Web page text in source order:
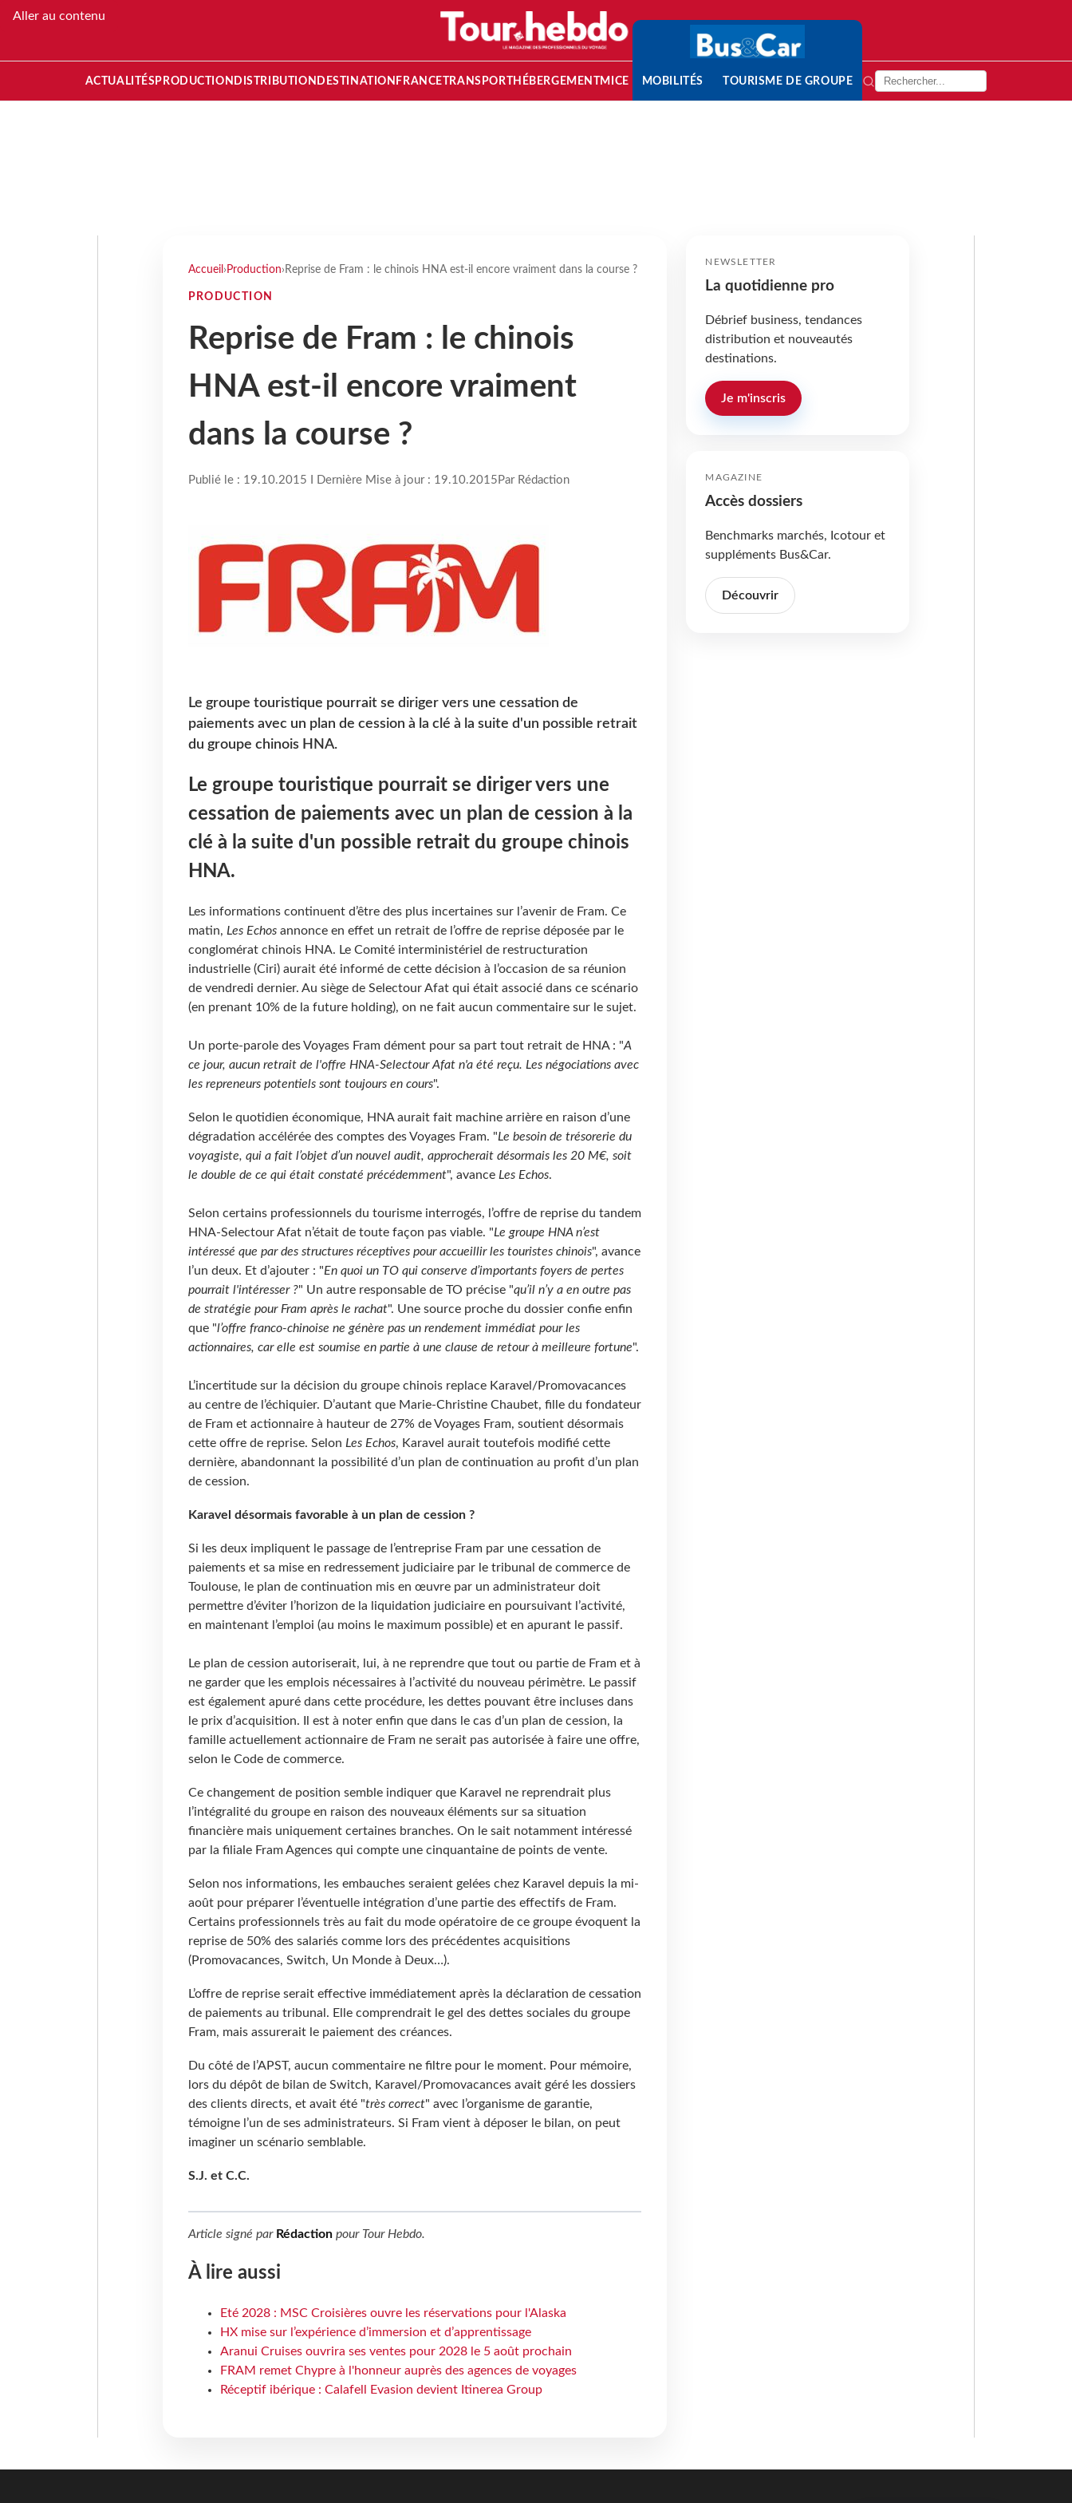
Aller au contenu
ACTUALITÉS PRODUCTION DISTRIBUTION DESTINATION FRANCETRANSPORT HÉBERGEMENTMICE MOBILITÉS TOURISME DE GROUPE
Accueil › Production› Reprise de Fram : le chinois HNA est-il encore vraiment dans la course ?
PRODUCTION
Reprise de Fram : le chinois
HNA est-il encore vraiment
dans la course ?
Publié le : 19.10.2015 I Dernière Mise à jour : 19.10.2015 Par Rédaction
Le groupe touristique pourrait se diriger vers une cessation de
paiements avec un plan de cession à la clé à la suite d'un possible retrait
du groupe chinois HNA.
Le groupe touristique pourrait se diriger vers une
cessation de paiements avec un plan de cession à la
clé à la suite d'un possible retrait du groupe chinois
HNA.
Les informations continuent d’être des plus incertaines sur l’avenir de Fram. Ce
matin, Les Echosannonce en effet un retrait de l’offre de reprise déposée par le
conglomérat chinois HNA. Le Comité interministériel de restructuration
industrielle (Ciri) aurait été informé de cette décision à l’occasion de sa réunion
de vendredi dernier. Au siège de Selectour Afat qui était associé dans ce scénario
(en prenant 10% de la future holding), on ne fait aucun commentaire sur le sujet.
Un porte-parole des Voyages Fram dément pour sa part tout retrait de HNA : "A
ce jour, aucun retrait de l'offre HNA-Selectour Afat n'a été reçu. Les négociations avec
les repreneurs potentiels sont toujours en cours".
Selon le quotidien économique, HNA aurait fait machine arrière en raison d’une
dégradation accélérée des comptes des Voyages Fram. "Le besoin de trésorerie du
voyagiste, qui a fait l’objet d’un nouvel audit, approcherait désormais les 20 M€, soit
le double de ce qui était constaté précédemment", avance Les Echos.
Selon certains professionnels du tourisme interrogés, l’offre de reprise du tandem
HNA-Selectour Afat n’était de toute façon pas viable. "Le groupe HNA n’est
intéressé que par des structures réceptives pour accueillir les touristes chinois", avance
l’un deux. Et d’ajouter : "En quoi un TO qui conserve d’importants foyers de pertes
pourrait l'intéresser ?" Un autre responsable de TO précise "qu’il n’y a en outre pas
de stratégie pour Fram après le rachat". Une source proche du dossier confie enfin
que "l’offre franco-chinoise ne génère pas un rendement immédiat pour les
actionnaires, car elle est soumise en partie à une clause de retour à meilleure fortune".
L’incertitude sur la décision du groupe chinois replace Karavel/Promovacances
au centre de l’échiquier. D’autant que Marie-Christine Chaubet, fille du fondateur
de Fram et actionnaire à hauteur de 27% de Voyages Fram, soutient désormais
cette offre de reprise. Selon Les Echos, Karavel aurait toutefois modifié cette
dernière, abandonnant la possibilité d’un plan de continuation au profit d’un plan
de cession.
Karavel désormais favorable à un plan de cession ?
Si les deux impliquent le passage de l’entreprise Fram par une cessation de
paiements et sa mise en redressement judiciaire par le tribunal de commerce de
Toulouse, le plan de continuation mis en œuvre par un administrateur doit
permettre d’éviter l’horizon de la liquidation judiciaire en poursuivant l’activité,
en maintenant l’emploi (au moins le maximum possible) et en apurant le passif.
Le plan de cession autoriserait, lui, à ne reprendre que tout ou partie de Fram et à
ne garder que les emplois nécessaires à l’activité du nouveau périmètre. Le passif
est également apuré dans cette procédure, les dettes pouvant être incluses dans
le prix d’acquisition. Il est à noter enfin que dans le cas d’un plan de cession, la
famille actuellement actionnaire de Fram ne serait pas autorisée à faire une offre,
selon le Code de commerce.
Ce changement de position semble indiquer que Karavel ne reprendrait plus
l’intégralité du groupe en raison des nouveaux éléments sur sa situation
financière mais uniquement certaines branches. On le sait notamment intéressé
par la filiale Fram Agences qui compte une cinquantaine de points de vente.
Selon nos informations, les embauches seraient gelées chez Karavel depuis la mi-
août pour préparer l’éventuelle intégration d’une partie des effectifs de Fram.
Certains professionnels très au fait du mode opératoire de ce groupe évoquent la
reprise de 50% des salariés comme lors des précédentes acquisitions
(Promovacances, Switch, Un Monde à Deux…).
L’offre de reprise serait effective immédiatement après la déclaration de cessation
de paiements au tribunal. Elle comprendrait le gel des dettes sociales du groupe
Fram, mais assurerait le paiement des créances.
Du côté de l’APST, aucun commentaire ne filtre pour le moment. Pour mémoire,
lors du dépôt de bilan de Switch, Karavel/Promovacances avait géré les dossiers
des clients directs, et avait été "très correct" avec l’organisme de garantie,
témoigne l’un de ses administrateurs. Si Fram vient à déposer le bilan, on peut
imaginer un scénario semblable.
S.J. et C.C.
Article signé par Rédactionpour Tour Hebdo.
À lire aussi
Eté 2028 : MSC Croisières ouvre les réservations pour l'Alaska
HX mise sur l’expérience d’immersion et d’apprentissage
Aranui Cruises ouvrira ses ventes pour 2028 le 5 août prochain
FRAM remet Chypre à l'honneur auprès des agences de voyages
Réceptif ibérique : Calafell Evasion devient Itinerea Group
NEWSLETTER
La quotidienne pro
Débrief business, tendances
distribution et nouveautés
destinations.
Je m'inscris
MAGAZINE
Accès dossiers
Benchmarks marchés, Icotour et
suppléments Bus&Car.
Découvrir